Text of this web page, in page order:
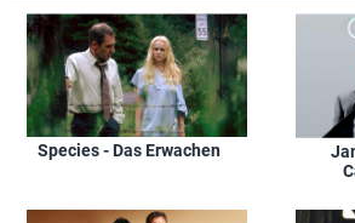
Species - Das Erwachen